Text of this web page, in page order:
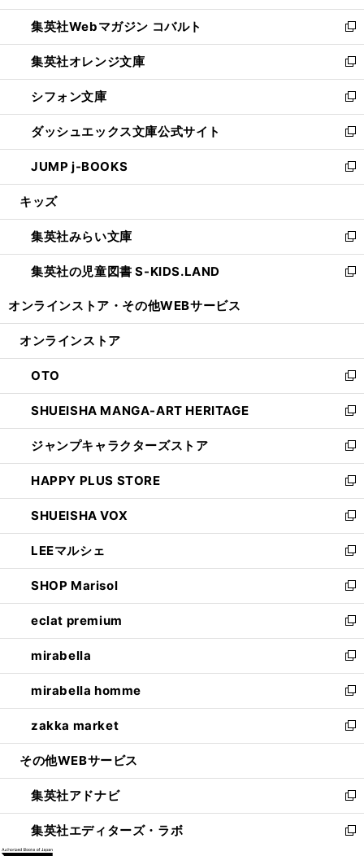
開
く
ウ
で
開
く
ン
ド
ウ
で
開
く
ウ
ィ
ン
ド
ウ
で
開
く
集英社Webマガジン コバルト
新
し
い
ウ
ィ
ン
ド
ウ
で
開
集英社オレンジ文庫
新
し
い
ウ
ィ
ン
ド
ウ
開
く
シフォン文庫
新
し
い
ウ
ィ
ン
ウ
で
開
く
ダッシュエックス文庫公式サイト
新
し
い
ウ
ン
ド
ウ
で
JUMP j-BOOKS
新
し
ウ
ィ
ン
ド
開
キッズ
集英社みらい文庫
新
し
い
ン
ウ
で
開
く
集英社の児童図書 S-KIDS.LAND
新
ウ
ン
ド
ウ
で
開
く
オンラインストア・ その他WEBサービス
オンラインストア
OTO
新
し
い
ウ
ィ
ン
ド
ウ
で
開
く
SHUEISHA MANGA-ART HERITAGE
新
し
い
ウ
ィ
ン
ド
ウ
で
開
く
ジャンプキャラクターズストア
新
し
い
ウ
ィ
ン
ド
ウ
で
開
く
HAPPY PLUS STORE
新
し
い
ウ
ィ
ン
ド
ウ
で
開
く
SHUEISHA VOX
新
し
い
ウ
ィ
ン
ド
ウ
で
開
く
LEEマルシェ
新
し
い
ウ
ィ
ン
ド
ウ
で
開
く
SHOP Marisol
新
し
い
ウ
ィ
ン
ド
ウ
で
開
eclat premium
新
し
い
ウ
ィ
ン
ド
ウ
開
く
mirabella
新
し
い
ウ
ィ
ン
ウ
で
開
く
mirabella homme
新
し
い
ウ
ン
ド
ウ
で
zakka market
新
し
ウ
ィ
ン
ド
その他WEBサービス
集英社アドナビ
新
し
い
集英社エディターズ・ラボ
新